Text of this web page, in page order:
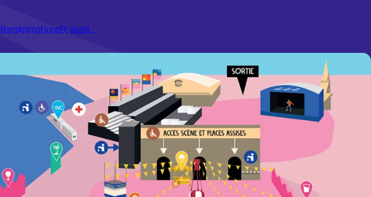
BarsAnimationsEt aussi…